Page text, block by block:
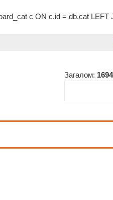
c ON c.id = db.cat
Загалом: